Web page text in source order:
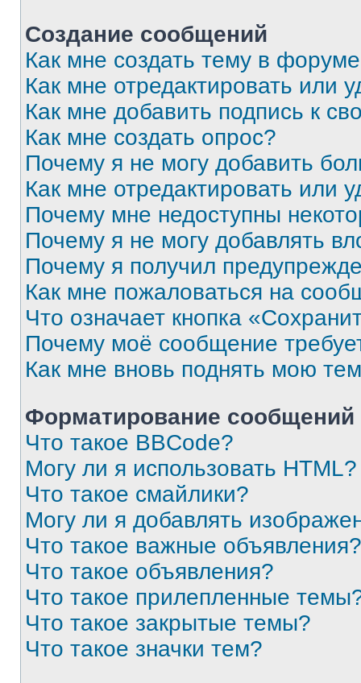
Создание сообщений
Как мне создать тему в
Как мне отредактировать или
Как мне добавить подпись к
Как мне создать опрос?
Почему я не могу добавить
Как мне отредактировать или
Почему мне недоступны
Почему я не могу добавлять
Почему я получил
Как мне пожаловаться на
Что означает кнопка
Почему моё сообщение
Как мне вновь поднять мою
Форматирование
Что такое BBCode?
Могу ли я использовать HTML?
Что такое смайлики?
Могу ли я добавлять
Что такое важные объявления?
Что такое объявления?
Что такое прилепленные
Что такое закрытые темы?
Что такое значки тем?